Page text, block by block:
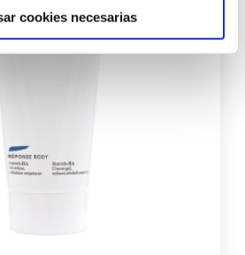
cookies necesarias